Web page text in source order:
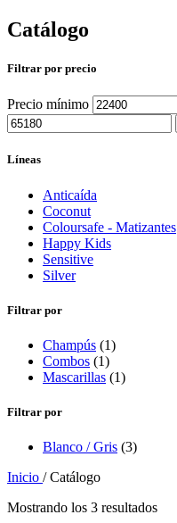
Catálogo
Filtrar por precio
Precio mínimo
Líneas
Anticaída
Coconut
Coloursafe - Matizantes
Happy Kids
Sensitive
Silver
Filtrar por
Champús (1)
Combos (1)
Mascarillas (1)
Filtrar por
Blanco / Gris (3)
Inicio / Catálogo
Mostrando los 3 resultados